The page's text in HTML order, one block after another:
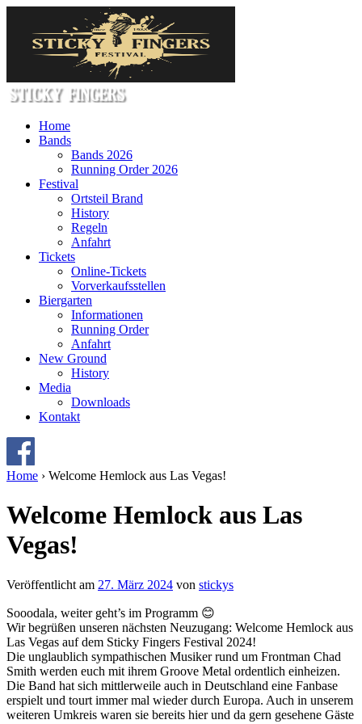
Home
Bands
Bands 2026
Running Order 2026
Festival
Ortsteil Brand
History
Regeln
Anfahrt
Tickets
Online-Tickets
Vorverkaufsstellen
Biergarten
Informationen
Running Order
Anfahrt
New Ground
History
Media
Downloads
Kontakt
Home › Welcome Hemlock aus Las Vegas!
Welcome Hemlock aus Las
Vegas!
Veröffentlicht am 27. März 2024 von stickys
Sooodala, weiter geht’s im Programm 😊
Wir begrüßen unseren nächsten Neuzugang: Welcome Hemlock aus
Las Vegas auf dem Sticky Fingers Festival 2024!
Die unglaublich sympathischen Musiker rund um Frontman Chad
Smith werden euch mit ihrem Groove Metal ordentlich einheizen.
Die Band hat sich mittlerweile auch in Deutschland eine Fanbase
erspielt und tourt immer mal wieder durch Europa. Auch in unserem
weiteren Umkreis waren sie bereits hier und da gern gesehene Gäste